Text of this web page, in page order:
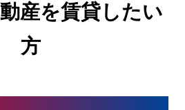
産を賃貸したい
方